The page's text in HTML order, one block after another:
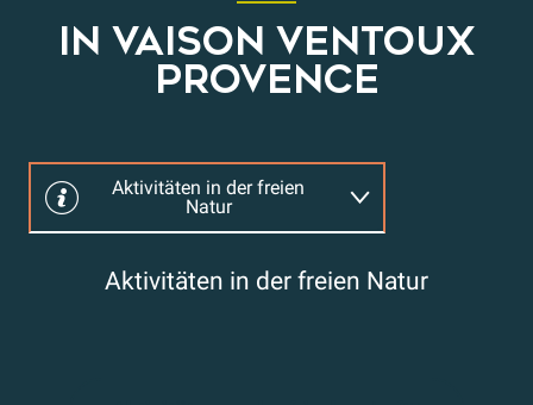
IN VAISON VENTOUX
PROVENCE
Aktivitäten in der freien
Natur
Familie Freunde
Aktivitäten in der freien Natur